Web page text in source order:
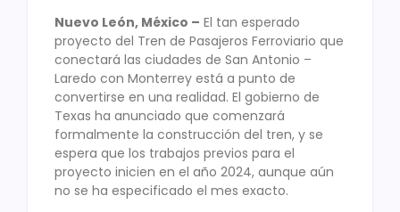
Nuevo León, México – El tan esperado
proyecto del Tren de Pasajeros Ferroviario que
conectará las ciudades de San Antonio –
Laredo con Monterrey está a punto de
convertirse en una realidad. El gobierno de
Texas ha anunciado que comenzará
formalmente la construcción del tren, y se
espera que los trabajos previos para el
proyecto inicien en el año 2024, aunque aún
no se ha especificado el mes exacto.